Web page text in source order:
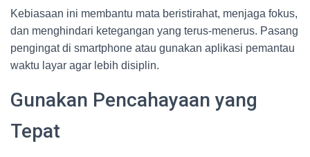
Kebiasaan ini membantu mata beristirahat, menjaga fokus,
dan menghindari ketegangan yang terus-menerus. Pasang
pengingat di smartphone atau gunakan aplikasi pemantau
waktu layar agar lebih disiplin.
Gunakan Pencahayaan yang
Tepat